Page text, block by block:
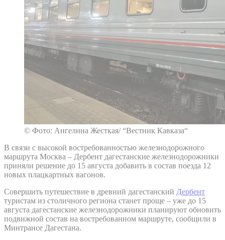
© Фото: Ангелина Жесткая/ “Вестник Кавказа“
В связи с высокой востребованностью железнодорожного
маршрута Москва – Дербент дагестанские железнодорожники
приняли решение до 15 августа добавить в состав поезда 12
новых плацкартных вагонов.
Совершить путешествие в древний дагестанский Дербент
туристам из столичного региона станет проще – уже до 15
августа дагестанские железнодорожники планируют обновить
подвижной состав на востребованном маршруте, сообщили в
Минтрансе Дагестана.